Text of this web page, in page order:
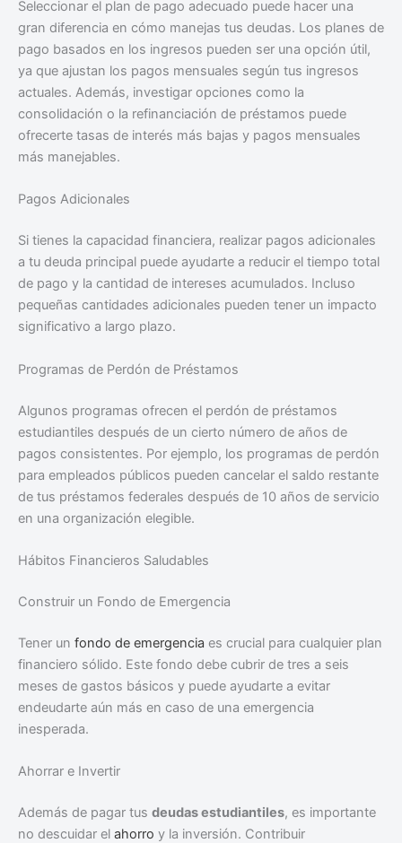
Seleccionar el plan de pago adecuado puede hacer una
gran diferencia en cómo manejas tus deudas. Los planes de
pago basados en los ingresos pueden ser una opción útil,
ya que ajustan los pagos mensuales según tus ingresos
actuales. Además, investigar opciones como la
consolidación o la refinanciación de préstamos puede
ofrecerte tasas de interés más bajas y pagos mensuales
más manejables.
Pagos Adicionales
Si tienes la capacidad financiera, realizar pagos adicionales
a tu deuda principal puede ayudarte a reducir el tiempo total
de pago y la cantidad de intereses acumulados. Incluso
pequeñas cantidades adicionales pueden tener un impacto
significativo a largo plazo.
Programas de Perdón de Préstamos
Algunos programas ofrecen el perdón de préstamos
estudiantiles después de un cierto número de años de
pagos consistentes. Por ejemplo, los programas de perdón
para empleados públicos pueden cancelar el saldo restante
de tus préstamos federales después de 10 años de servicio
en una organización elegible.
Hábitos Financieros Saludables
Construir un Fondo de Emergencia
Tener un fondo de emergencia es crucial para cualquier plan
financiero sólido. Este fondo debe cubrir de tres a seis
meses de gastos básicos y puede ayudarte a evitar
endeudarte aún más en caso de una emergencia
inesperada.
Ahorrar e Invertir
Además de pagar tus deudas estudiantiles, es importante
no descuidar el ahorro y la inversión. Contribuir